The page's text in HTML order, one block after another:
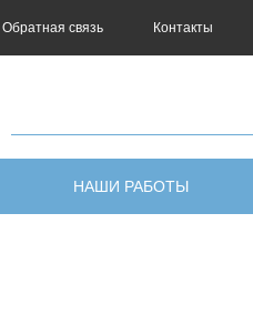
Обратная связь Контакты
НАШИ РАБОТЫ